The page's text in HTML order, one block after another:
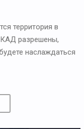
территория в
разрешены,
наслаждаться